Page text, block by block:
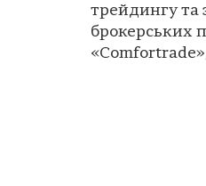
трейдингу та
брокерських